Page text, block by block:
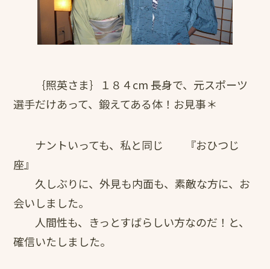
｛照英さま｝１８４cm 長身で、元スポーツ
選手だけあって、鍛えてある体！お見事＊
ナントいっても、私と同じ 『おひつじ
座』
久しぶりに、外見も内面も、素敵な方に、お
会いしました。
人間性も、きっとすばらしい方なのだ！と、
確信いたしました。